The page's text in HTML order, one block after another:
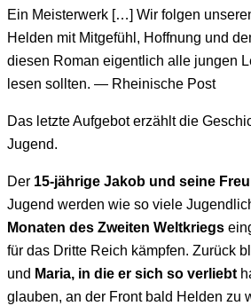
Ein Meisterwerk […] Wir folgen
Helden mit Mitgefühl, Hoffnung und
diesen Roman eigentlich alle jungen
lesen sollten. ― Rheinische Post
Das letzte Aufgebot erzählt die
Jugend.
Der 15-jährige Jakob und seine
Jugend werden wie so viele
Monaten des Zweiten Weltkriegs
für das Dritte Reich kämpfen. Zurück
und Maria, in die er sich so verliebt
glauben, an der Front bald Helden zu